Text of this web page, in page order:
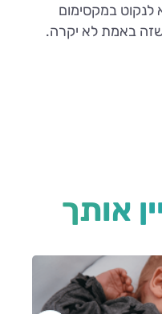
לנקוט במקסימום
שזה באמת לא יקרה.
אותך